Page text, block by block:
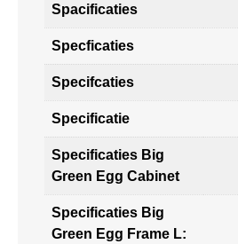
Spacificaties
Specficaties
Specifcaties
Specificatie
Specificaties Big
Green Egg Cabinet
Specificaties Big
Green Egg Frame L: